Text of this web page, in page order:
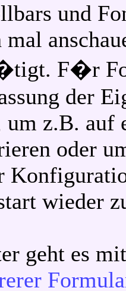
und
mal
F�r
der
um z.B. auf
oder
wieder
geht es